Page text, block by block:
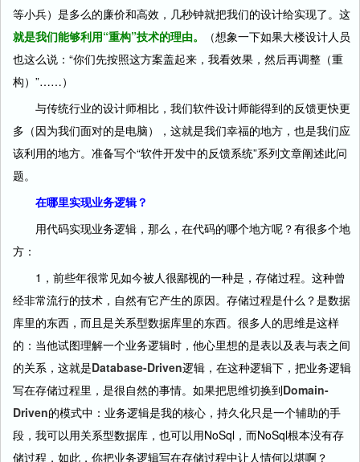
等小兵）是多么的廉价和高效，几秒钟就把我们的设计给实现了。这
就是我们能够利用“重构”技术的理由。
（想象一下如果大楼设计人员
也这么说：“你们先按照这方案盖起来，我看效果，然后再调整（重
构）”……）
与传统行业的设计师相比，我们软件设计师能得到的反馈更快更
多（因为我们面对的是电脑），这就是我们幸福的地方，也是我们应
该利用的地方。准备写个“软件开发中的反馈系统”系列文章阐述此问
题。
在哪里实现业务逻辑？
用代码实现业务逻辑，那么，在代码的哪个地方呢？有很多个地
方：
1，前些年很常见如今被人很鄙视的一种是，存储过程。这种曾
经非常流行的技术，自然有它产生的原因。存储过程是什么？是数据
库里的东西，而且是关系型数据库里的东西。很多人的思维是这样
的：当他试图理解一个业务逻辑时，他心里想的是表以及表与表之间
的关系，这就是Database-Driven逻辑，在这种逻辑下，把业务逻辑
写在存储过程里，是很自然的事情。如果把思维切换到Domain-
Driven的模式中：业务逻辑是我的核心，持久化只是一个辅助的手
段，我可以用关系型数据库，也可以用NoSql，而NoSql根本没有存
储过程，如此，你把业务逻辑写在存储过程中让人情何以堪啊？